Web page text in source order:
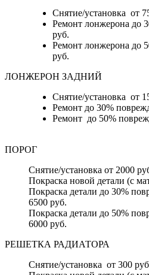
Снятие/установка от
Ремонт лонжерона до
руб.
Ремонт лонжерона до
руб.
ЛОНЖЕРОН ЗАДНИЙ
Снятие/установка от
Ремонт до 30%
Ремонт до 50%
ПОРОГ
Снятие/установка от 2000
Покраска новой детали (с
Покраска детали до 30%
6500 руб.
Покраска детали до 50%
6000 руб.
РЕШЕТКА РАДИАТОРА
Снятие/установка от 300